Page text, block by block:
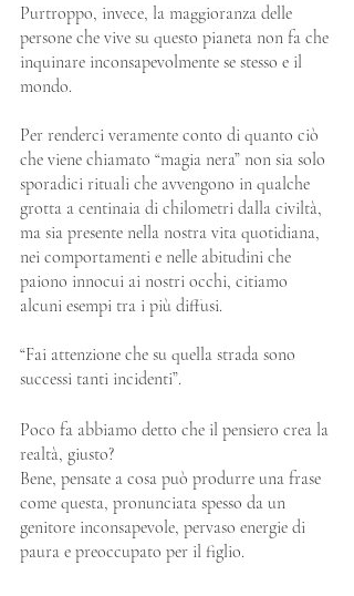
Purtroppo, invece, la maggioranza delle
persone che vive su questo pianeta non fa che
inquinare inconsapevolmente se stesso e il
mondo.
Per renderci veramente conto di quanto ciò
che viene chiamato “magia nera” non sia solo
sporadici rituali che avvengono in qualche
grotta a centinaia di chilometri dalla civiltà,
ma sia presente nella nostra vita quotidiana,
nei comportamenti e nelle abitudini che
paiono innocui ai nostri occhi, citiamo
alcuni esempi tra i più diffusi.
“Fai attenzione che su quella strada sono
successi tanti incidenti”.
Poco fa abbiamo detto che il pensiero crea la
realtà, giusto?
Bene, pensate a cosa può produrre una frase
come questa, pronunciata spesso da un
genitore inconsapevole, pervaso energie di
paura e preoccupato per il figlio.